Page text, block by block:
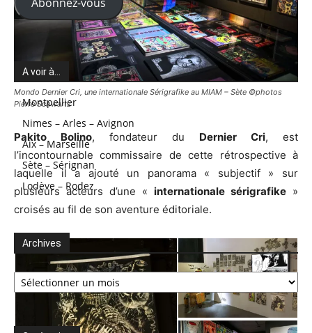
Mondo Dernier Cri, une internationale Sérigrafike au MIAM – Sète ©photos
Pierre Schwartz
Pakito Bolino, fondateur du Dernier Cri, est
l’incontournable commissaire de cette rétrospective à
laquelle il a ajouté un panorama « subjectif » sur
plusieurs acteurs d’une « internationale sérigrafike »
croisés au fil de son aventure éditoriale.
A voir à…
Montpellier
Nimes – Arles – Avignon
Aix – Marseille
Sète – Sérignan
Lodève – Rodez
Archives
Archives